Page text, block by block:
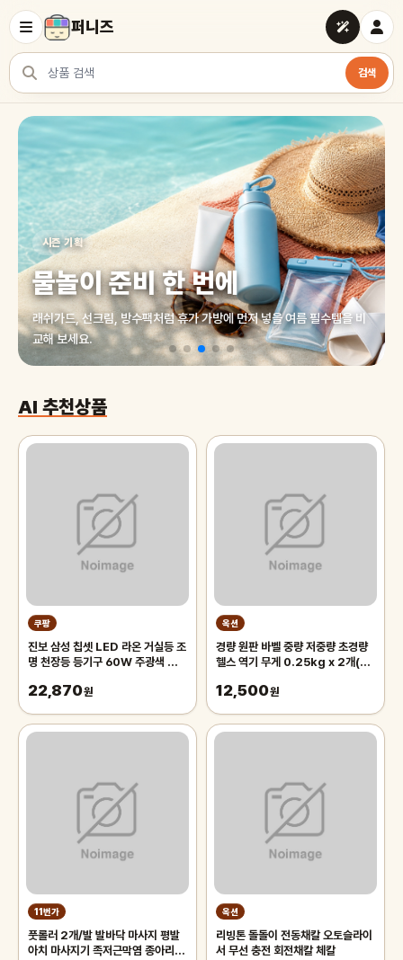
퍼니즈
상품 검색
검색
여러 쇼핑몰 상품을 한곳에서 찾아보세요
시즌 기획
물놀이 준비 한 번에
래쉬가드, 선크림, 방수팩처럼 휴가 가방에 먼저 넣을 여름 필수템을 비
교해 보세요.
AI 추천상품
쿠팡
진보 삼성 칩셋 LED 라온 거실등 조
명 천장등 등기구 60W 주광색 플리
22,870원
옥션
경량 원판 바벨 중량 저중량 초경량
헬스 역기 무게 0.25kg x 2개(초
12,500원
11번가
풋롤러 2개/발 발바닥 마사지 평발
아치 마사지기 족저근막염 종아리 허
옥션
리빙톤 돌돌이 전동채칼 오토슬라이
서 무선 충전 회전채칼 체칼